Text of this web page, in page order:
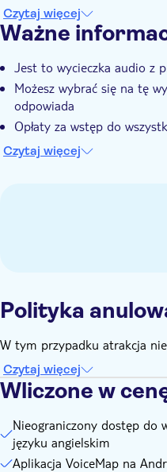
Dowiedz się, czy najpierw
Czytaj więcej
Ważne
Jest to wycieczka audio z
Możesz wybrać się na tę
odpowiada
Opłaty za wstęp do
Po dokonaniu rezerwacji
Czytaj więcej
Polityka
W tym przypadku atrakcja
Czytaj więcej
Wliczone w
Nieograniczony dostęp do
języku angielskim
Aplikacja VoiceMap na